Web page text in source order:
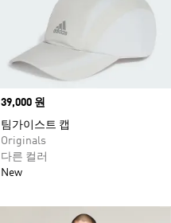
Price
39,000 원
팀가이스트 캡
Originals
다른 컬러
New